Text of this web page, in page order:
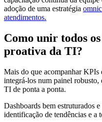
adoção de uma estratégia
atendimentos.
Como unir todos
proativa da TI?
Mais do que acompanhar KPIs
integrá-los num painel robusto,
TI de ponta a ponta.
Dashboards bem estruturados
identificação de tendências e a